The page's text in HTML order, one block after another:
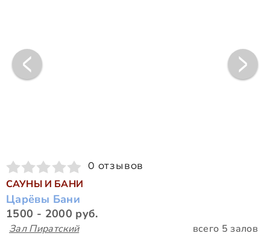
0 отзывов
САУНЫ И БАНИ
Царёвы Бани
1500 - 2000 руб.
Зал Пиратский всего 5 залов